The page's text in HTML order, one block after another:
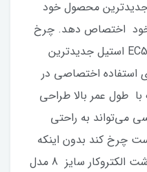
محصول خود
خود اختصاص دهد. چرخ
گوشت الکتروکار سایز 8 مدل EC54 استیل جدیدترین
استفاده اختصاصی در
طول عمر بالا طراحی
می‌تواند به راحتی
چرخ کند بدون اینکه
گوشت له شود. موتور چرخ گوشت الکتروکار سایز 8 مدل